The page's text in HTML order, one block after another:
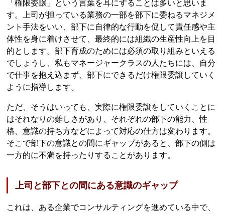
「権限委譲」という言葉を耳にすることは多いと思いま
す。上司が担っている業務の一部を部下に委ねるマネジメ
ント手法をいい、部下に自律的な行動を促して責任感や主
体性を身に着けさせて、最終的には組織の生産性向上を目
的とします。部下育成のためには必須の取り組みといえる
でしょうし、私もマネージャークラスの人たちには、自分
で仕事を抱え込まず、部下にできるだけ権限委譲していく
ように指導します。
ただ、そうはいっても、実際に権限委譲をしていくことに
はそれなりの難しさがあり、それぞれの部下の能力、性
格、意識の持ち方などによって対応の仕方は変わります。
そこで部下の意識との間にギャップがあると、部下の側は
一方的に不満を持ったりすることがあります。
上司と部下との間にある意識のギャップ
これは、ある企業でコンサルティングを進めている中で、